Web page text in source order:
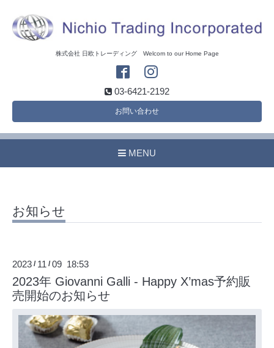
株式会社 日欧トレーディング Welcom to our Home Page
03-6421-2192
お問い合わせ
MENU
お知らせ
2023 / 11 /09 18:53
2023年 Giovanni Galli - Happy X’mas予約販
売開始のお知らせ